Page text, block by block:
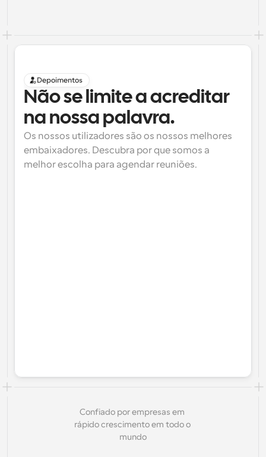
Depoimentos
Não se limite a acreditar
na nossa palavra.
Os nossos utilizadores são os nossos melhores
embaixadores. Descubra por que somos a
melhor escolha para agendar reuniões.
Confiado por empresas em
rápido crescimento em todo o
mundo